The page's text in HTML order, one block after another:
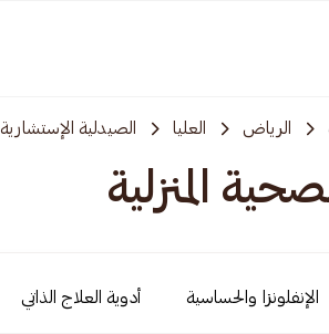
الرياض العليا الصيدلية الإستشارية
المنزلية
الإنفلونزا والحساسية أدوية العلاج الذاتي